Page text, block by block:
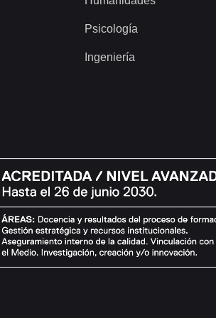
Psicología
Ingeniería